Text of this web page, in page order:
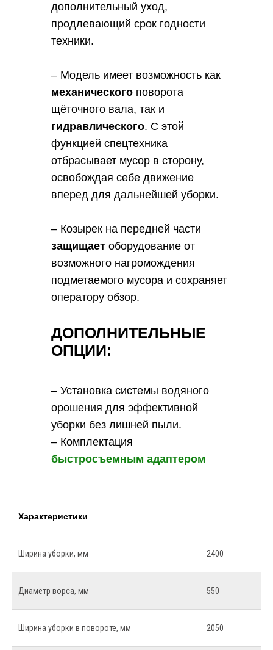
UMG
VENIERI
XCMG
XGMA
YANMAR
ЕЛАЗ
ЧЕТРА
ЧЛМЗ
АМКОДОР
дополнительный уход,
продлевающий срок годности
техники.
– Модель имеет возможность как
механического поворота
щёточного вала, так и
гидравлического. С этой
функцией спецтехника
отбрасывает мусор в сторону,
освобождая себе движение
вперед для дальнейшей уборки.
– Козырек на передней части
защищает оборудование от
возможного нагромождения
подметаемого мусора и сохраняет
оператору обзор.
ДОПОЛНИТЕЛЬНЫЕ
ОПЦИИ:
– Установка системы водяного
орошения для эффективной
уборки без лишней пыли.
– Комплектация
быстросъемным адаптером
Характеристики
Ширина уборки, мм 2400
Диаметр ворса, мм 550
Ширина уборки в повороте, мм 2050